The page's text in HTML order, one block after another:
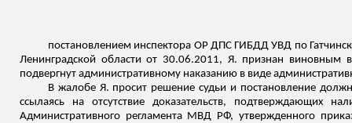
постановлением инспектора ОР ДПС ГИБДД УВД по
Ленинградской области от 30.06.2011, Я. признан виновным
подвергнут административному наказанию в виде
В жалобе Я. просит решение судьи и постановление
ссылаясь на отсутствие доказательств, подтверждающих
Административного регламента МВД РФ, утвержденного